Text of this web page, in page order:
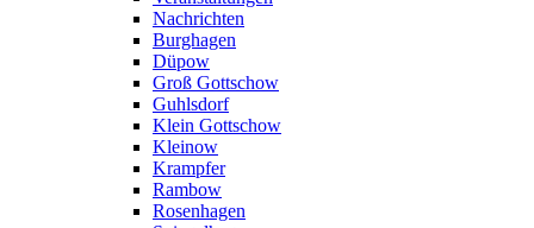
Nachrichten
Burghagen
Düpow
Groß Gottschow
Guhlsdorf
Klein Gottschow
Kleinow
Krampfer
Rambow
Rosenhagen